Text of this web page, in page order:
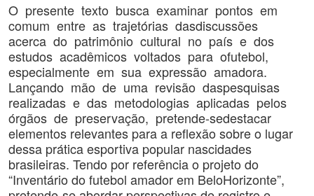
O presente texto busca examinar pontos em
comum entre as trajetórias dasdiscussões
acerca do patrimônio cultural no país e dos
estudos acadêmicos voltados para ofutebol,
especialmente em sua expressão amadora.
Lançando mão de uma revisão daspesquisas
realizadas e das metodologias aplicadas pelos
órgãos de preservação, pretende-sedestacar
elementos relevantes para a reflexão sobre o lugar
dessa prática esportiva popular nascidades
brasileiras. Tendo por referência o projeto do
“Inventário do futebol amador em BeloHorizonte”,